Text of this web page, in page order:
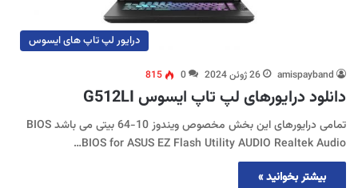
درایور لپ تاپ های ایسوس
amispayband 26 ژوئن 2024 0
815
دانلود درایورهای لپ تاپ ایسوس G512LI
تمامی درایورهای این بخش مخصوص ویندوز 10-64 بیتی می باشد BIOS
BIOS for ASUS EZ Flash Utility AUDIO Realtek Audio…
بیشتر بخوانید »